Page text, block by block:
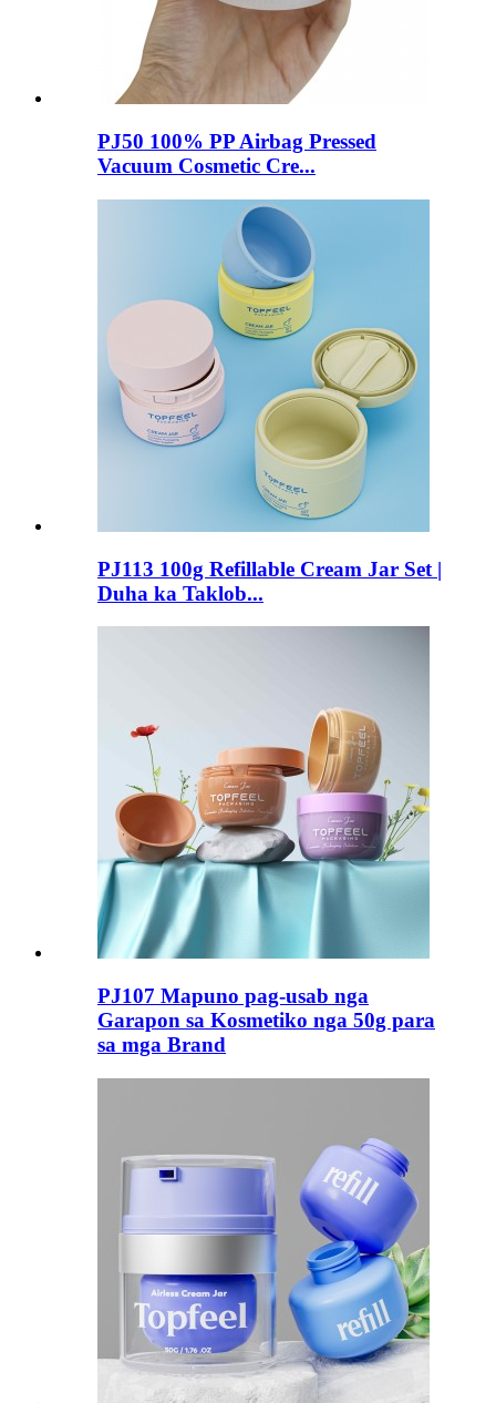
PJ50 100% PP Airbag Pressed
Vacuum Cosmetic Cre...
PJ113 100g Refillable Cream Jar Set |
Duha ka Taklob...
PJ107 Mapuno pag-usab nga
Garapon sa Kosmetiko nga 50g para
sa mga Brand